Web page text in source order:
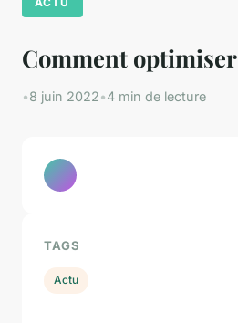
Comment
•8 juin 2022•4 min de lecture
TAGS
Actu